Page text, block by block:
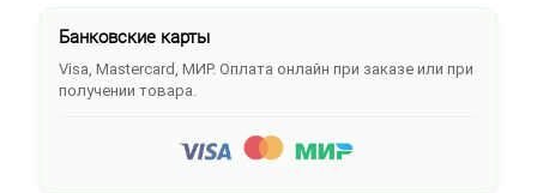
Банковские карты
Visa, Mastercard, МИР. Оплата онлайн при заказе или при
получении товара.